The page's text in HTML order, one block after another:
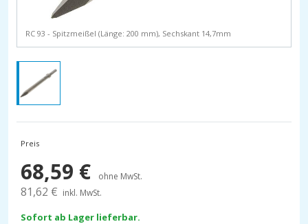
RC 93 - Spitzmeißel (Länge: 200 mm), Sechskant 14,7mm
Preis
68,59 € ohne MwSt.
81,62 € inkl. MwSt.
Sofort ab Lager lieferbar.